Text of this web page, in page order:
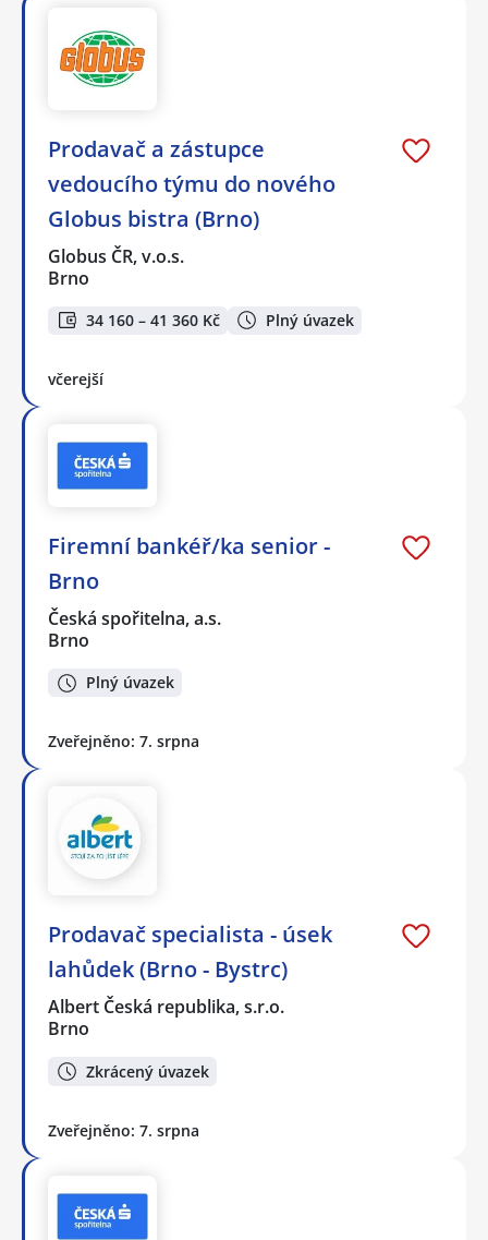
Prodavač a zástupce
vedoucího týmu do nového
Globus bistra (Brno)
Globus ČR, v.o.s.
Brno
34 160 – 41 360 Kč Plný úvazek
včerejší
Firemní bankéř/ka senior -
Brno
Česká spořitelna, a.s.
Brno
Plný úvazek
Zveřejněno: 7. srpna
Prodavač specialista - úsek
lahůdek (Brno - Bystrc)
Albert Česká republika, s.r.o.
Brno
Zkrácený úvazek
Zveřejněno: 7. srpna